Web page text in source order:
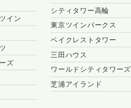
イン
ズ
シティタワー高輪
東京ツインパークス
ベイクレストタワー
三田ハウス
ワールドシティタワーズ
芝浦アイランド